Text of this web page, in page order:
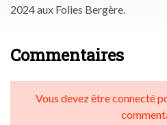
2024 aux Folies Bergère.
Commentaires
Vous devez être connecté